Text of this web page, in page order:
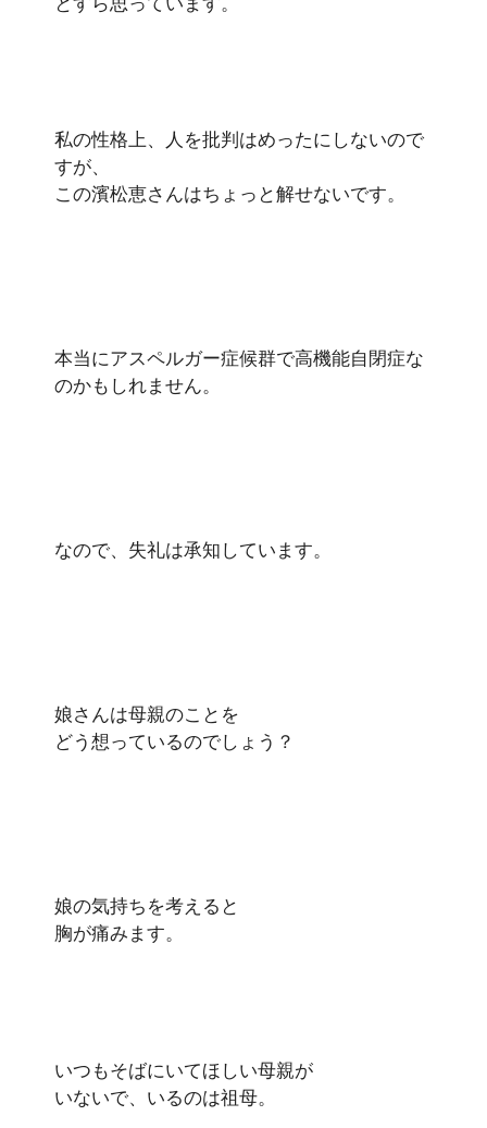
私の性格上、人を批判はめったにしないので
すが、
この濱松恵さんはちょっと解せないです。
本当にアスペルガー症候群で高機能自閉症な
のかもしれません。
なので、失礼は承知しています。
娘さんは母親のことを
どう想っているのでしょう？
娘の気持ちを考えると
胸が痛みます。
いつもそばにいてほしい母親が
いないで、いるのは祖母。